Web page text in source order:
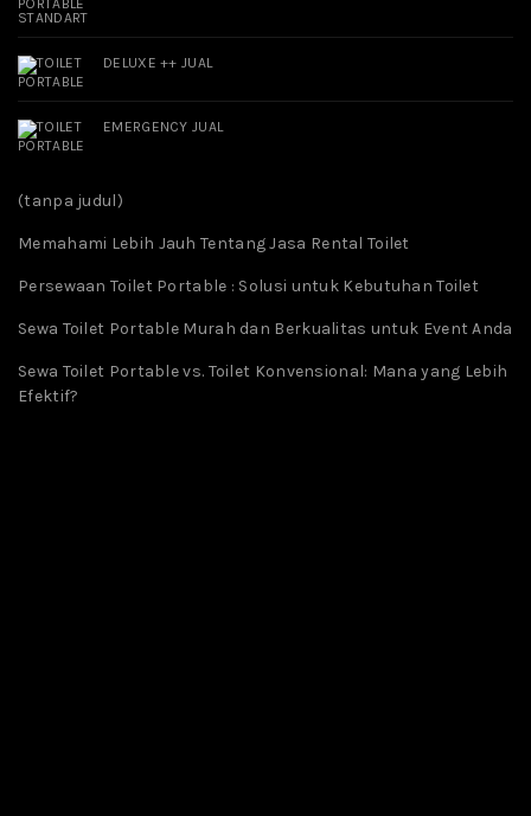
DELUXE ++ JUAL
EMERGENCY JUAL
(tanpa judul)
Memahami Lebih Jauh Tentang Jasa Rental Toilet
Persewaan Toilet Portable : Solusi untuk Kebutuhan Toilet
Sewa Toilet Portable Murah dan Berkualitas untuk Event Anda
Sewa Toilet Portable vs. Toilet Konvensional: Mana yang Lebih
Efektif?